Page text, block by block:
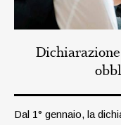
Dal 1° gennaio, la